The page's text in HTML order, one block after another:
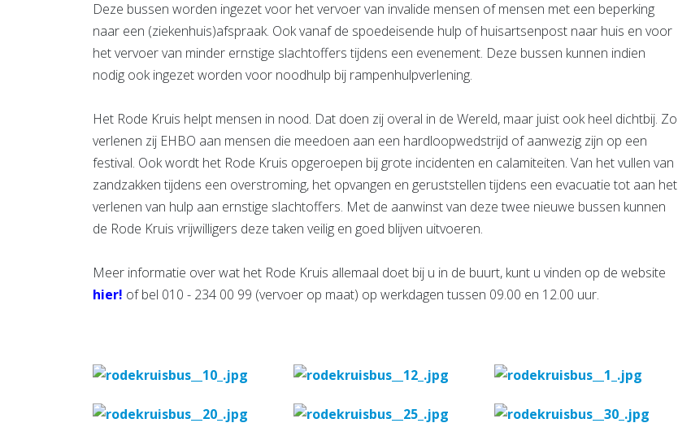
Deze bussen worden ingezet voor het vervoer van invalide mensen of mensen met een beperking
naar een (ziekenhuis)afspraak. Ook vanaf de spoedeisende hulp of huisartsenpost naar huis en voor
het vervoer van minder ernstige slachtoffers tijdens een evenement. Deze bussen kunnen indien
nodig ook ingezet worden voor noodhulp bij rampenhulpverlening.
Het Rode Kruis helpt mensen in nood. Dat doen zij overal in de Wereld, maar juist ook heel dichtbij. Zo
verlenen zij EHBO aan mensen die meedoen aan een hardloopwedstrijd of aanwezig zijn op een
festival. Ook wordt het Rode Kruis opgeroepen bij grote incidenten en calamiteiten. Van het vullen van
zandzakken tijdens een overstroming, het opvangen en geruststellen tijdens een evacuatie tot aan het
verlenen van hulp aan ernstige slachtoffers. Met de aanwinst van deze twee nieuwe bussen kunnen
de Rode Kruis vrijwilligers deze taken veilig en goed blijven uitvoeren.
Meer informatie over wat het Rode Kruis allemaal doet bij u in de buurt, kunt u vinden op de website
hier! of bel 010 - 234 00 99 (vervoer op maat) op werkdagen tussen 09.00 en 12.00 uur.